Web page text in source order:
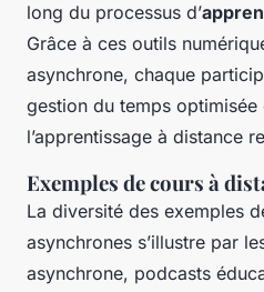
long du processus d’
Grâce à ces outils
asynchrone, chaque
gestion du temps optimisée
l’apprentissage à distance
Exemples de cours à
La diversité des exemples
asynchrones s’illustre par
asynchrone, podcasts